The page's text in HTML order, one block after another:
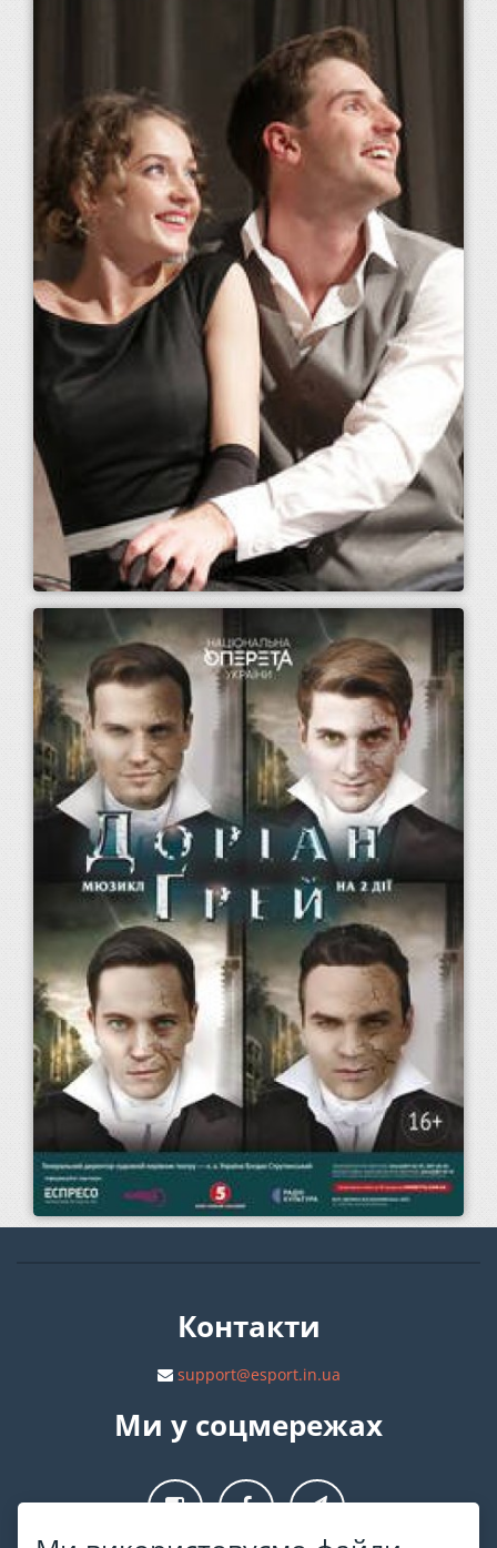
Контакти
support@esport.in.ua
Ми у соцмережах